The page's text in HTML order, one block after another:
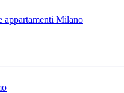
appartamenti Milano